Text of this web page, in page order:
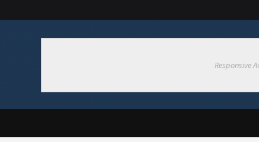
Responsive
Cup 2026 di Ohoi Weduar, Semarakkan HUT ke-81 RI